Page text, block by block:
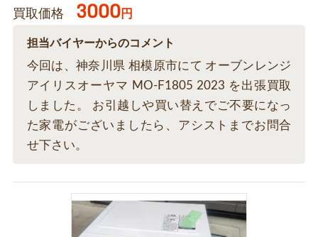
買取価格 3000円
担当バイヤーからのコメント
今回は、神奈川県 相模原市にて オーブンレンジ
アイリスオーヤマ MO-F1805 2023 を出張買取
しました。 お引越しや買い替えでご不要になっ
た家電がございましたら、アシストまでお問合
せ下さい。